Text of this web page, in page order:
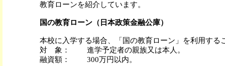
教育ローンを紹介しています。
国の教育ローン（日本政策金融公庫）
本校に入学する場合、「国の教育ローン」を利用する
対 象： 進学予定者の親族又は本人。
融資額： 300万円以内。